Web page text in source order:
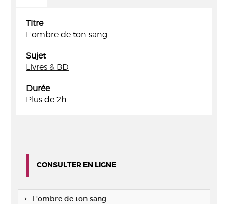
Titre
L'ombre de ton sang
Sujet
Livres & BD
Durée
Plus de 2h.
CONSULTER EN LIGNE
L'ombre de ton sang